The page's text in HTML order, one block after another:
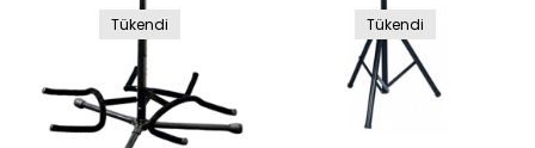
Tükendi Tükendi